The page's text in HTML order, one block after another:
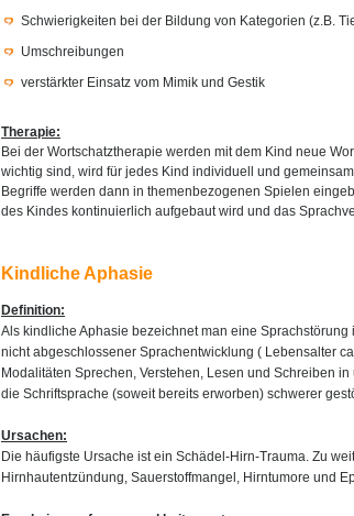
Schwierigkeiten bei der Bildung von Kategorien (z.B.
Umschreibungen
verstärkter Einsatz vom Mimik und Gestik
Therapie:
Bei der Wortschatztherapie werden mit dem Kind neue
wichtig sind, wird für jedes Kind individuell und
Begriffe werden dann in themenbezogenen Spielen
des Kindes kontinuierlich aufgebaut wird und das
Kindliche Aphasie
Definition:
Als kindliche Aphasie bezeichnet man eine
nicht abgeschlossener Sprachentwicklung ( Lebensalter
Modalitäten Sprechen, Verstehen, Lesen und Schreiben
die Schriftsprache (soweit bereits erworben) schwerer
Ursachen:
Die häufigste Ursache ist ein Schädel-Hirn-Trauma. Zu
Hirnhautentzündung, Sauerstoffmangel, Hirntumore und